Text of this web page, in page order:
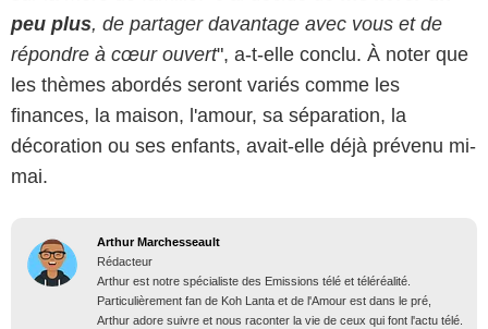
peu plus, de partager davantage avec vous et de
répondre à cœur ouvert", a-t-elle conclu. À noter que
les thèmes abordés seront variés comme les
finances, la maison, l'amour, sa séparation, la
décoration ou ses enfants, avait-elle déjà prévenu mi-
mai.
Arthur Marchesseault
Rédacteur
Arthur est notre spécialiste des Emissions télé et téléréalité.
Particulièrement fan de Koh Lanta et de l'Amour est dans le pré,
Arthur adore suivre et nous raconter la vie de ceux qui font l'actu télé.